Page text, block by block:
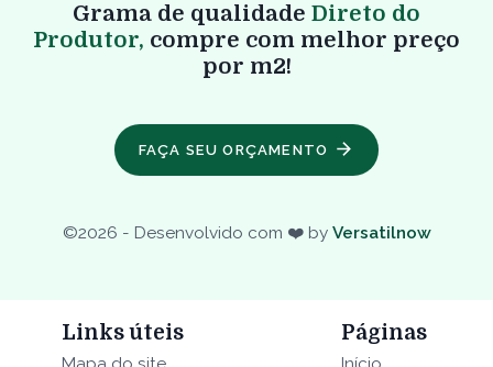
Grama de qualidade Direto do
Produtor, compre com melhor preço
por m2!
FAÇA SEU ORÇAMENTO
©2026 - Desenvolvido com ❤️ by Versatilnow
Links úteis Páginas